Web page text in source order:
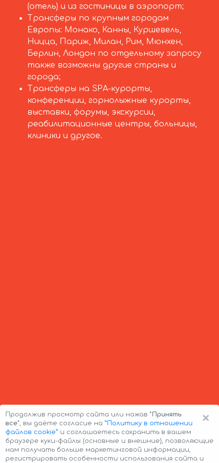
(отель) и из гостиницы в аэропорт;
Трансферы по крупным городам
Европы: Монако, Канны, Куршевель,
Ницца, Париж, Милан, Рим, Мюнхен,
Берлин, Лондон по отдельному запросу
также возможны другие страны и
города;
Трансферы на SPA-курорты,
конференции, горнолыжные курорты,
выставки, форумы, экскурсии,
реабилитационные центры, больницы,
клиники и другое.
×
Продолжив просмотр сайта или нажав "Принять
все", вы даёте согласие на ”Политику в отношении
файлов cookie” и соглашаетесь сохранить в вашем
браузере куки-файлы (основные и внешние), позволяющие
нам получать больше маркетинговой информации,
регистрировать особенности использования сайта и